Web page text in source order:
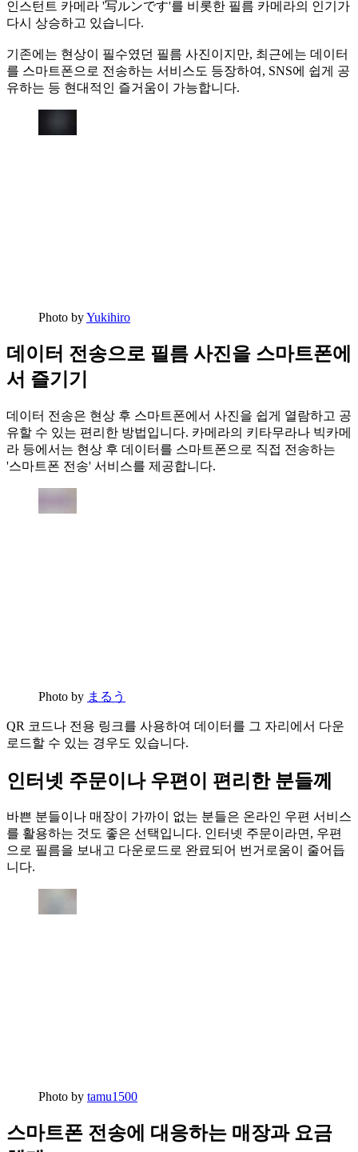
인스턴트 카메라 '写ルンです'를 비롯한 필름 카메라의 인기가
다시 상승하고 있습니다.
기존에는 현상이 필수였던 필름 사진이지만, 최근에는 데이터
를 스마트폰으로 전송하는 서비스도 등장하여, SNS에 쉽게 공
유하는 등 현대적인 즐거움이 가능합니다.
Photo byYukihiro
데이터 전송으로 필름 사진을 스마트폰에
서 즐기기
데이터 전송은 현상 후 스마트폰에서 사진을 쉽게 열람하고 공
유할 수 있는 편리한 방법입니다. 카메라의 키타무라나 빅카메
라 등에서는 현상 후 데이터를 스마트폰으로 직접 전송하는
'스마트폰 전송' 서비스를 제공합니다.
Photo by まるう
QR 코드나 전용 링크를 사용하여 데이터를 그 자리에서 다운
로드할 수 있는 경우도 있습니다.
인터넷 주문이나 우편이 편리한 분들께
바쁜 분들이나 매장이 가까이 없는 분들은 온라인 우편 서비스
를 활용하는 것도 좋은 선택입니다. 인터넷 주문이라면, 우편
으로 필름을 보내고 다운로드로 완료되어 번거로움이 줄어듭
니다.
Photo by tamu1500
스마트폰 전송에 대응하는 매장과 요금